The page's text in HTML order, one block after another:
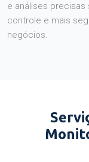
e análises
controle e mais
negócios.